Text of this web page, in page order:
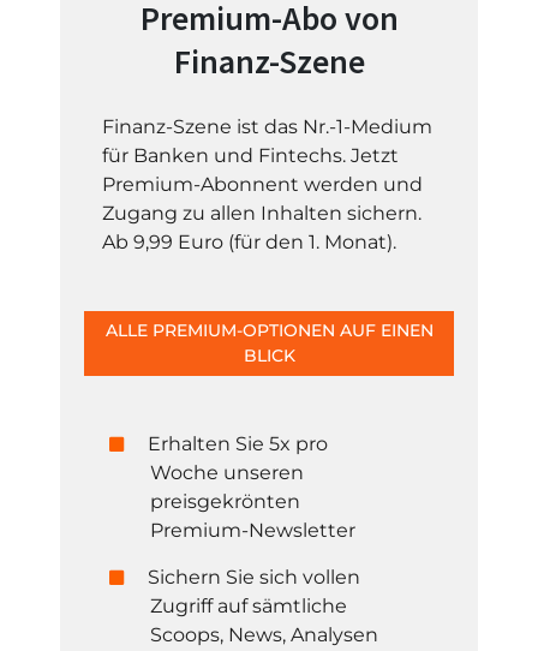
Premium-Abo von
Finanz-Szene
Finanz-Szene ist das Nr.-1-Medium
für Banken und Fintechs. Jetzt
Premium-Abonnent werden und
Zugang zu allen Inhalten sichern.
Ab 9,99 Euro (für den 1. Monat).
ALLE PREMIUM-OPTIONEN AUF EINEN
BLICK
Erhalten Sie 5x pro
Woche unseren
preisgekrönten
Premium-Newsletter
Sichern Sie sich vollen
Zugriff auf sämtliche
Scoops, News, Analysen